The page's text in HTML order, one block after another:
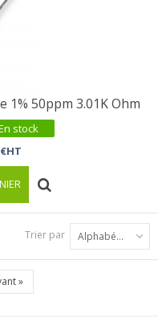
1% 50ppm 3.01K Ohm
stock
Trier par Alphabétique : A à Z
»